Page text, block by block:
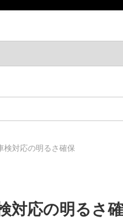
検対応の明るさ確保
対応の明るさ